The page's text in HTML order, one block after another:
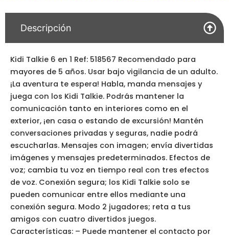
Descripción
Kidi Talkie 6 en 1 Ref: 518567 Recomendado para
mayores de 5 años. Usar bajo vigilancia de un adulto.
¡La aventura te espera! Habla, manda mensajes y
juega con los Kidi Talkie. Podrás mantener la
comunicación tanto en interiores como en el
exterior, ¡en casa o estando de excursión! Mantén
conversaciones privadas y seguras, nadie podrá
escucharlas. Mensajes con imagen; envía divertidas
imágenes y mensajes predeterminados. Efectos de
voz; cambia tu voz en tiempo real con tres efectos
de voz. Conexión segura; los Kidi Talkie solo se
pueden comunicar entre ellos mediante una
conexión segura. Modo 2 jugadores; reta a tus
amigos con cuatro divertidos juegos.
Características: – Puede mantener el contacto por